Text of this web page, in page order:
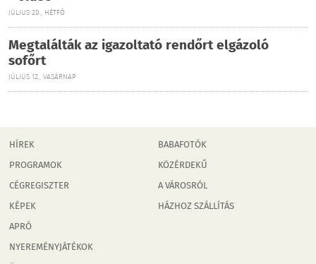
JÚLIUS 20., HÉTFŐ
Megtalálták az igazoltató rendőrt elgázoló
sofőrt
JÚLIUS 12., VASÁRNAP
HÍREK
PROGRAMOK
CÉGREGISZTER
KÉPEK
APRÓ
NYEREMÉNYJÁTÉKOK
BABAFOTÓK
KÖZÉRDEKŰ
A VÁROSRÓL
HÁZHOZ SZÁLLÍTÁS